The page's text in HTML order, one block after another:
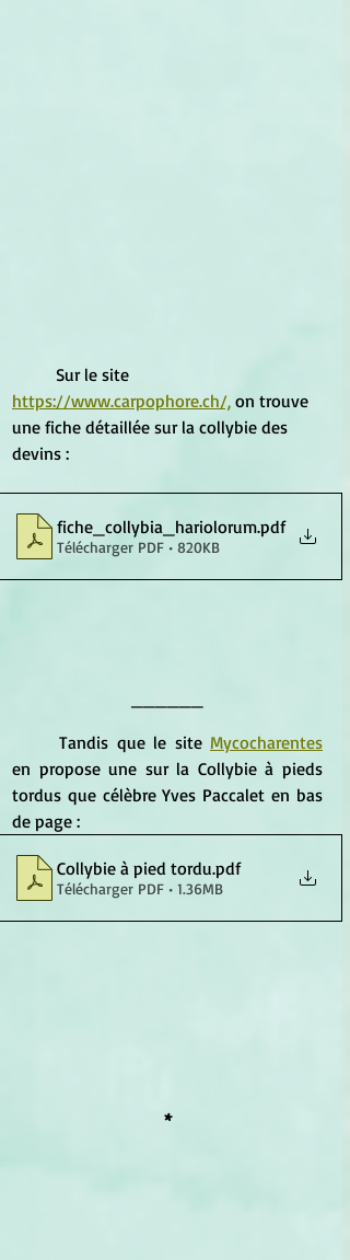
	Sur le site
https://www.carpophore.ch/, on trouve
une fiche détaillée sur la collybie des
devins :
fiche_collybia_hariolorum.pdf
Télécharger PDF • 820KB
	Tandis que le site
Mycocharentes
en propose une sur la Collybie à pieds
tordus que célèbre Yves Paccalet en bas
de page :
Collybie à pied tordu.pdf
Télécharger PDF • 1.36MB
*